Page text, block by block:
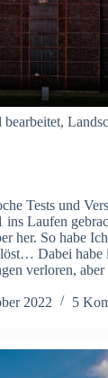
,
Tests und
ins Laufen
her. So habe
Dabei habe
verloren, aber
2022 5